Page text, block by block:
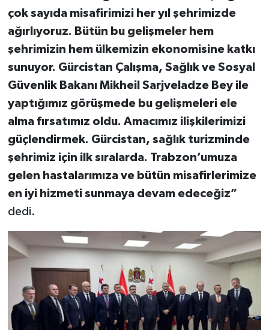
çok sayıda misafirimizi her yıl şehrimizde
ağırlıyoruz. Bütün bu gelişmeler hem
şehrimizin hem ülkemizin ekonomisine katkı
sunuyor. Gürcistan Çalışma, Sağlık ve Sosyal
Güvenlik Bakanı Mikheil Sarjveladze Bey ile
yaptığımız görüşmede bu gelişmeleri ele
alma fırsatımız oldu. Amacımız ilişkilerimizi
güçlendirmek. Gürcistan, sağlık turizminde
şehrimiz için ilk sıralarda. Trabzon’umuza
gelen hastalarımıza ve bütün misafirlerimize
en iyi hizmeti sunmaya devam edeceğiz”
dedi.